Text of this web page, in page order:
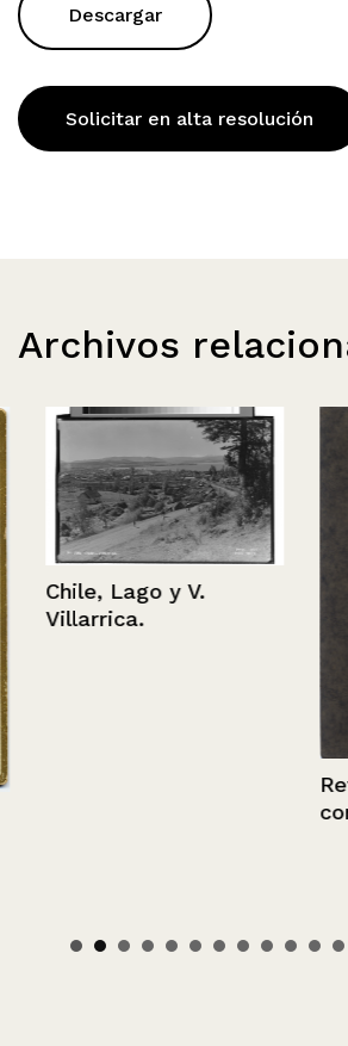
Descargar
Solicitar en alta resolución
Archivos
Chile, Lago y V.
Villarrica.
con